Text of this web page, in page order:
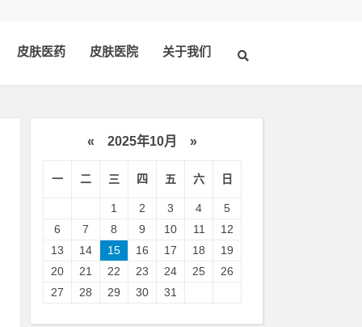
皮肤医药 皮肤医院 关于我们
« 2025年10月 »
一 二 三 四 五 六 日
1 2 3 4
5
6
7 8 9 10 11
12
13
14 15 16 17 18
19
20
21 22 23 24 25
26
27
28 29 30 31